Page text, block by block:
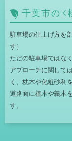
千葉市のK
駐車場の仕上げ方を
す）
ただの駐車場ではな
アプローチに関して
く、枕木や化粧砂利
道路面に植木や義木
す。